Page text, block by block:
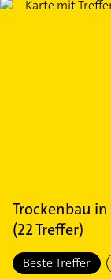
Trockenbau in
(22Treffer)
Beste Treffer